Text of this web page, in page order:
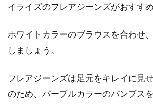
イライズのフレアジーンズがおすすめ
ホワイトカラーのブラウスを合わせ
しましょう。
フレアジーンズは足元をキレイに見
のため、パープルカラーのパンプスを